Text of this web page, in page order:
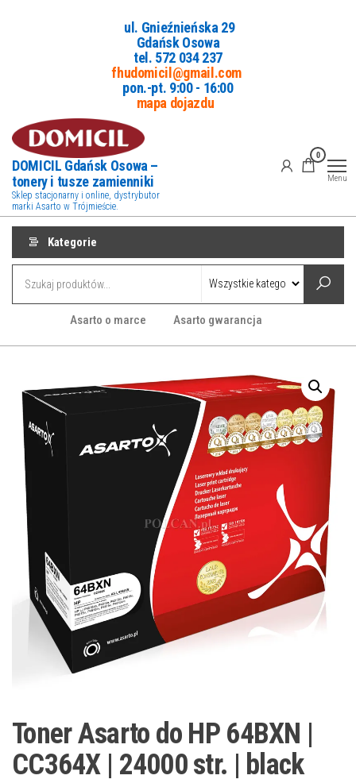
ul. Gnieźnieńska 29
Gdańsk Osowa
tel. 572 034 237
fhudomicil@gmail.com
pon.-pt. 9:00 - 16:00
mapa dojazdu
DOMICIL Gdańsk Osowa –
tonery i tusze zamienniki
Sklep stacjonarny i online, dystrybutor
marki Asarto w Trójmieście.
0
Menu
Kategorie
Asarto o marce Asarto gwarancja
Toner Asarto do HP 64BXN |
CC364X | 24000 str. | black